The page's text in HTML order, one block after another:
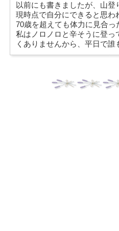
以前にも書きましたが、山
現時点で自分にできると思
70歳を超えても体力に見合
私はノロノロと辛そうに登
くありませんから、平日で